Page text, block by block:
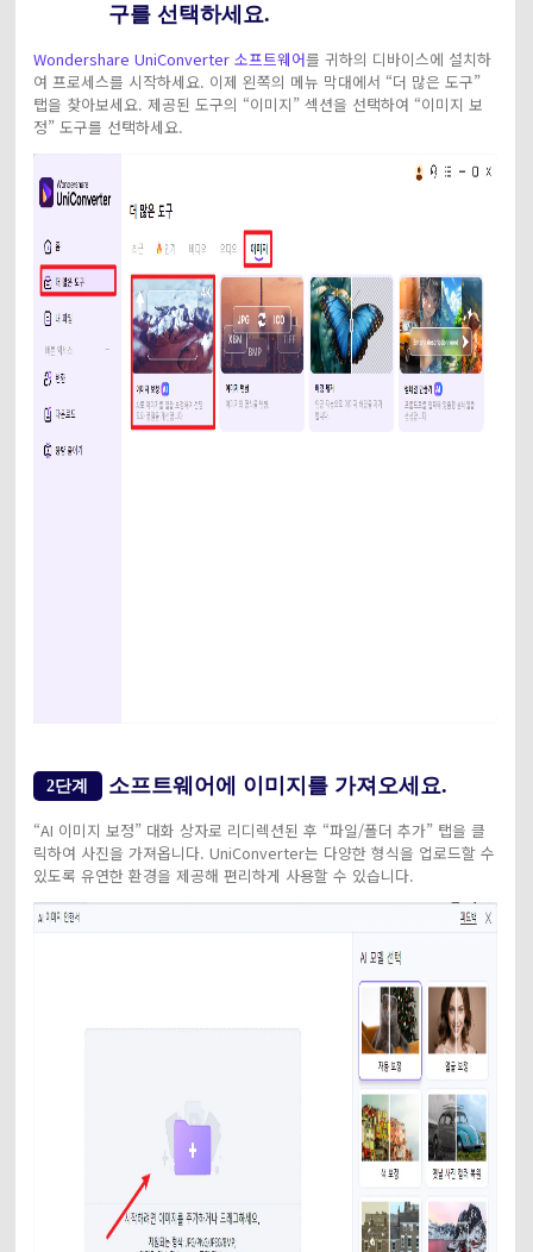
구를 선택하세요.
Wondershare UniConverter 소프트웨어를 귀하의 디바이스에 설치하
여 프로세스를 시작하세요. 이제 왼쪽의 메뉴 막대에서 “더 많은 도구”
탭을 찾아보세요. 제공된 도구의 “이미지” 섹션을 선택하여 “이미지 보
정” 도구를 선택하세요.
2단계 소프트웨어에 이미지를 가져오세요.
“AI 이미지 보정” 대화 상자로 리디렉션된 후 “파일/폴더 추가” 탭을 클
릭하여 사진을 가져옵니다. UniConverter는 다양한 형식을 업로드할 수
있도록 유연한 환경을 제공해 편리하게 사용할 수 있습니다.